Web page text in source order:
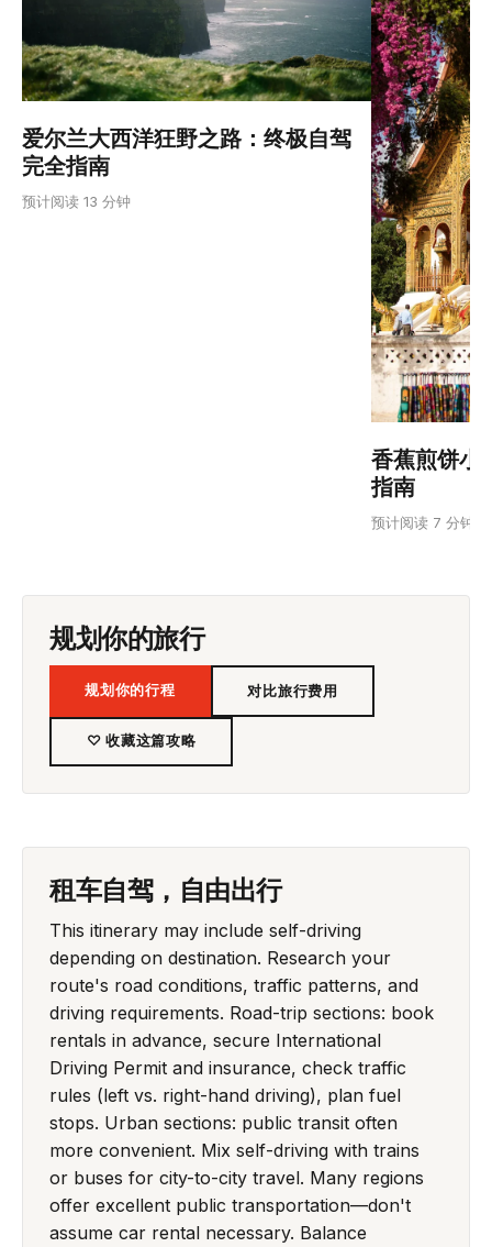
爱尔兰大西洋狂野之路：终极自驾
完全指南
预计阅读 13 分钟
香蕉煎饼小
指南
预计阅读 7 分钟
规划你的旅行
规划你的行程 对比旅行费用
♡ 收藏这篇攻略
租车自驾，自由出行
This itinerary may include self-driving
depending on destination. Research your
route's road conditions, traffic patterns, and
driving requirements. Road-trip sections: book
rentals in advance, secure International
Driving Permit and insurance, check traffic
rules (left vs. right-hand driving), plan fuel
stops. Urban sections: public transit often
more convenient. Mix self-driving with trains
or buses for city-to-city travel. Many regions
offer excellent public transportation—don't
assume car rental necessary. Balance